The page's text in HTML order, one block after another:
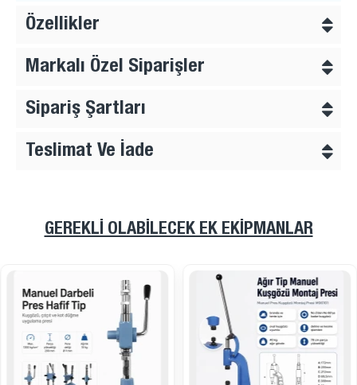
Özellikler
Markalı Özel Siparişler
Sipariş Şartları
Teslimat Ve İade
GEREKLI OLABILECEK EK EKIPMANLAR